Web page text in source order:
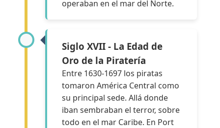
operaban en el mar del Norte.
Siglo XVII - La Edad de
Oro de la Piratería
Entre 1630-1697 los piratas
tomaron América Central como
su principal sede. Allá donde
iban sembraban el terror, sobre
todo en el mar Caribe. En Port